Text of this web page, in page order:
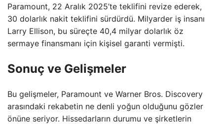
Paramount, 22 Aralık 2025’te teklifini revize ederek,
30 dolarlık nakit teklifini sürdürdü. Milyarder iş insanı
Larry Ellison, bu süreçte 40,4 milyar dolarlık öz
sermaye finansmanı için kişisel garanti vermişti.
Sonuç ve Gelişmeler
Bu gelişmeler, Paramount ve Warner Bros. Discovery
arasındaki rekabetin ne denli yoğun olduğunu gözler
önüne seriyor. Hissedarların durumu ve şirketlerin